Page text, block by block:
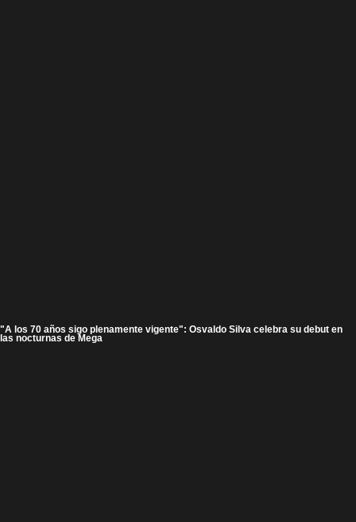
"A los 70 años sigo plenamente vigente": Osvaldo Silva celebra su debut en
las nocturnas de Mega